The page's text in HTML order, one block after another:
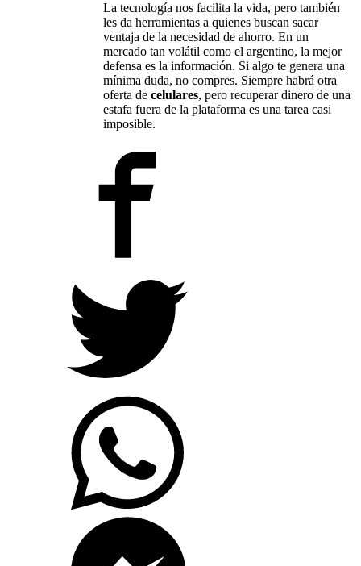
La tecnología nos facilita la vida, pero también
les da herramientas a quienes buscan sacar
ventaja de la necesidad de ahorro. En un
mercado tan volátil como el argentino, la mejor
defensa es la información. Si algo te genera una
mínima duda, no compres. Siempre habrá otra
oferta de celulares, pero recuperar dinero de una
estafa fuera de la plataforma es una tarea casi
imposible.